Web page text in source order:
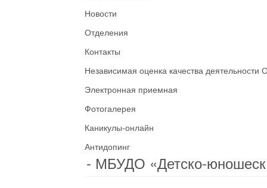
Новости
Отделения
Контакты
Независимая оценка качества деятельности
Электронная приемная
Фотогалерея
Каникулы-онлайн
Антидопинг
- МБУДО «Детско-